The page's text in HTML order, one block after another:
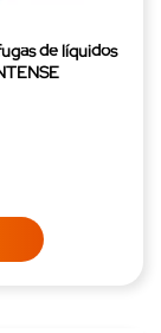
de líquidos